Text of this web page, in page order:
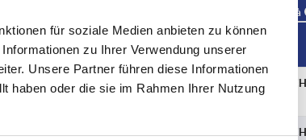
für soziale Medien anbieten zu können
zu Ihrer Verwendung unserer
Unsere Partner führen diese Informationen
haben oder die sie im Rahmen Ihrer Nutzung
C H H1 S
Disponibilità
Prezzo
9,5 33 20 12,25
15,95